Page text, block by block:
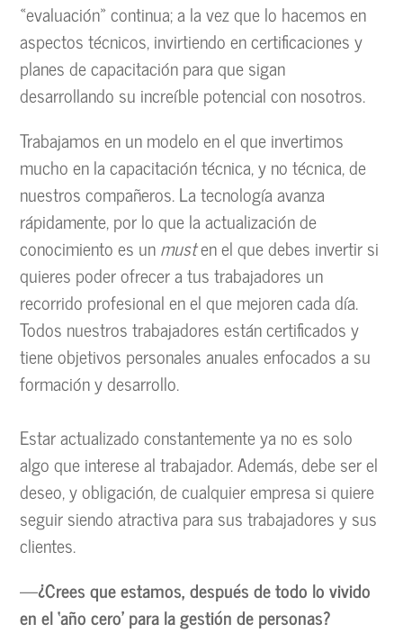
«evaluación» continua; a la vez que lo hacemos en
aspectos técnicos, invirtiendo en certificaciones y
planes de capacitación para que sigan
desarrollando su increíble potencial con nosotros.
Trabajamos en un modelo en el que invertimos
mucho en la capacitación técnica, y no técnica, de
nuestros compañeros. La tecnología avanza
rápidamente, por lo que la actualización de
conocimiento es unmusten el que debes invertir si
quieres poder ofrecer a tus trabajadores un
recorrido profesional en el que mejoren cada día.
Todos nuestros trabajadores están certificados y
tiene objetivos personales anuales enfocados a su
formación y desarrollo.
Estar actualizado constantemente ya no es solo
algo que interese al trabajador. Además, debe ser el
deseo, y obligación, de cualquier empresa si quiere
seguir siendo atractiva para sus trabajadores y sus
clientes.
—¿Crees que estamos, después de todo lo vivido
en el ‘año cero’ para la gestión de personas?